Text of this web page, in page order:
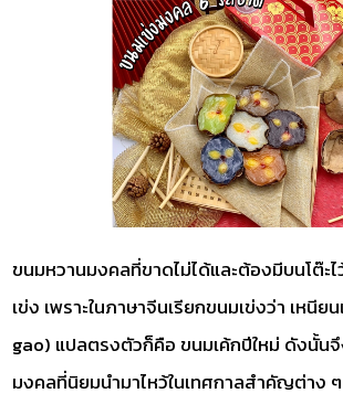
ขนมหวานมงคลที่ขาดไม่ได้และต้องมีบนโต๊ะ
เข่ง เพราะในภาษาจีนเรียกขนมเข่งว่า เหนีย
gao) แปลตรงตัวก็คือ ขนมเค้กปีใหม่ ดังนั้น
มงคลที่นิยมนำมาไหว้ในเทศกาลสำคัญต่าง